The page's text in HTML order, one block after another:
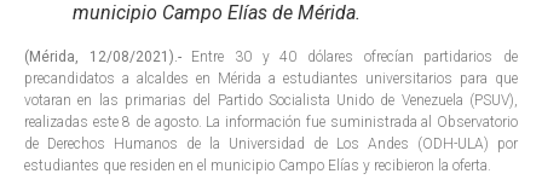
municipio Campo Elías de Mérida.
(Mérida, 12/08/2021).-Entre 30 y 40 dólares ofrecían partidarios de
precandidatos a alcaldes en Mérida a estudiantes universitarios para que
votaran en las primarias del Partido Socialista Unido de Venezuela (PSUV),
realizadas este 8 de agosto. La información fue suministrada al Observatorio
de Derechos Humanos de la Universidad de Los Andes (ODH-ULA) por
estudiantes que residen en el municipio Campo Elías y recibieron la oferta.